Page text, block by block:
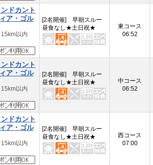
ドカント
ア・ゴル
以内
[2名開催] 早朝スルー
昼食なし★土日祝★
東コース
06:52
ドカント
ア・ゴル
以内
[2名開催] 早朝スルー
昼食なし★土日祝★
中コース
06:52
ドカント
ア・ゴル
以内
[2名開催] 早朝スルー
昼食なし★土日祝★
西コース
07:00